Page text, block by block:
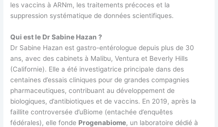
les vaccins à ARNm, les traitements précoces et la
suppression systématique de données scientifiques.
Qui est le Dr Sabine Hazan ?
Dr Sabine Hazan est gastro-entérologue depuis plus de 30
ans, avec des cabinets à Malibu, Ventura et Beverly Hills
(Californie). Elle a été investigatrice principale dans des
centaines d’essais cliniques pour de grandes compagnies
pharmaceutiques, contribuant au développement de
biologiques, d’antibiotiques et de vaccins. En 2019, après la
faillite controversée d’uBiome (entachée d’enquêtes
fédérales), elle fonde Progenabiome, un laboratoire dédié à